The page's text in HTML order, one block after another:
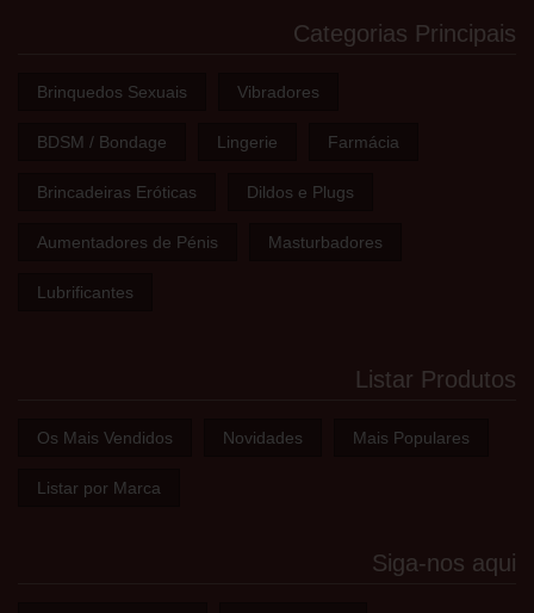
Categorias Principais
Brinquedos Sexuais Vibradores
BDSM / Bondage Lingerie Farmácia
Brincadeiras Eróticas Dildos e Plugs
Aumentadores de Pénis Masturbadores
Lubrificantes
Listar Produtos
Os Mais Vendidos Novidades Mais Populares
Listar por Marca
Siga-nos aqui